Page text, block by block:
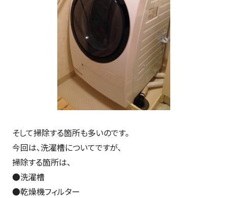
そして掃除する箇所も多いのです。
今回は、洗濯槽についてですが、
掃除する箇所は、
●洗濯槽
●乾燥機フィルター